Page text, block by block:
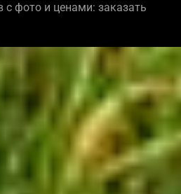
с фото и ценами: заказать